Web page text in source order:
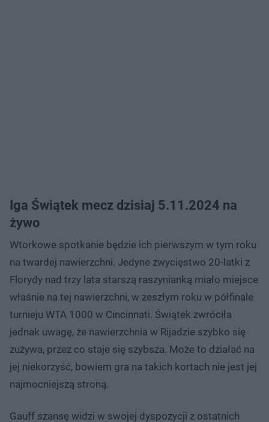
Iga Świątek mecz dzisiaj 5.11.2024 na
żywo
Wtorkowe spotkanie będzie ich pierwszym w tym roku
na twardej nawierzchni. Jedyne zwycięstwo 20-latki z
Florydy nad trzy lata starszą raszynianką miało miejsce
właśnie na tej nawierzchni, w zeszłym roku w półfinale
turnieju WTA 1000 w Cincinnati. Świątek zwróciła
jednak uwagę, że nawierzchnia w Rijadzie szybko się
zużywa, przez co staje się szybsza. Może to działać na
jej niekorzyść, bowiem gra na takich kortach nie jest jej
najmocniejszą stroną.
Gauff szansę widzi w swojej dyspozycji z ostatnich